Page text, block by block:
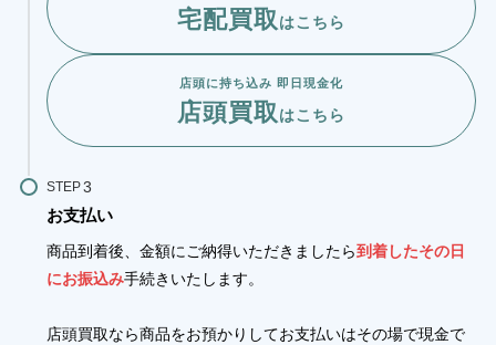
宅配買取はこちら
店頭に持ち込み 即日現金化
店頭買取はこちら
STEP
お支払い
商品到着後、金額にご納得いただきましたら到着したその日
にお振込み手続きいたします。
店頭買取なら商品をお預かりしてお支払いはその場で現金で